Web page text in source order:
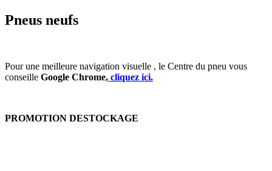
Pneus neufs
Pour une meilleure navigation visuelle , le Centre du pneu vous
conseille Google Chrome, cliquez ici.
PROMOTION DESTOCKAGE